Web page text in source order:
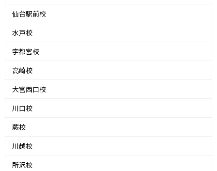
仙台駅前校
水戸校
宇都宮校
高崎校
大宮西口校
川口校
蕨校
川越校
所沢校